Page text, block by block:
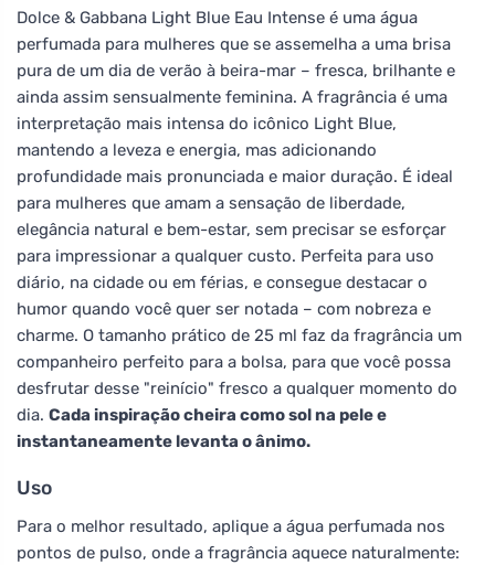
Dolce & Gabbana Light Blue Eau Intense é uma água
perfumada para mulheres que se assemelha a uma brisa
pura de um dia de verão à beira-mar – fresca, brilhante e
ainda assim sensualmente feminina. A fragrância é uma
interpretação mais intensa do icônico Light Blue,
mantendo a leveza e energia, mas adicionando
profundidade mais pronunciada e maior duração. É ideal
para mulheres que amam a sensação de liberdade,
elegância natural e bem-estar, sem precisar se esforçar
para impressionar a qualquer custo. Perfeita para uso
diário, na cidade ou em férias, e consegue destacar o
humor quando você quer ser notada – com nobreza e
charme. O tamanho prático de 25 ml faz da fragrância um
companheiro perfeito para a bolsa, para que você possa
desfrutar desse "reinício" fresco a qualquer momento do
dia. Cada inspiração cheira como sol na pele e
instantaneamente levanta o ânimo.
Uso
Para o melhor resultado, aplique a água perfumada nos
pontos de pulso, onde a fragrância aquece naturalmente: